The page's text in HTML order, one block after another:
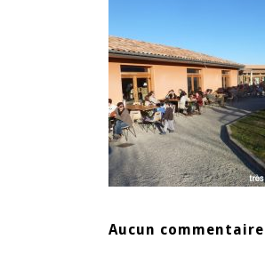
Aucun commentaire